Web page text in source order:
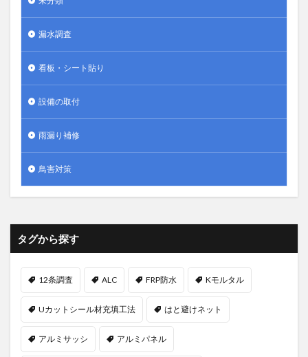
漏水調査
看板・シート貼り
設備の取付
雨漏り補修
鳥害対策
タグから探す
12条調査 ALC FRP防水 Kモルタル
Uカットシール材充填工法 はと避けネット
アルミサッシ アルミパネル